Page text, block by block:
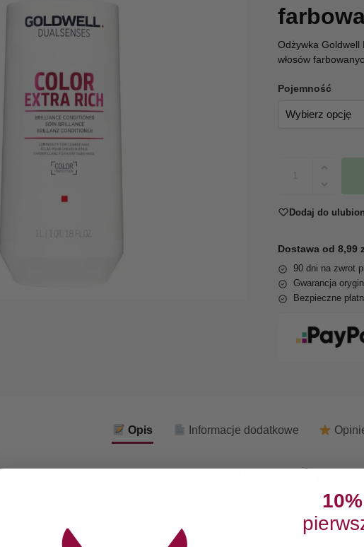
Odżywka Goldwell
włosów
Pojemność
Dodaj do
Dostawa od 8,99
90 dni na zwrot
Gwarancja
Bezpieczne
Opis Informacje dodatkowe
COLOR EXTRA RICH ODŻYWKA
Color Extra Rich przeznaczona jest do pielęgnacji włosów
koloru oraz rozplątuje i ułatwia rozczesywanie. Swoje działanie
sposób rozprowadza składniki pielęgnacyjne. Dzięki